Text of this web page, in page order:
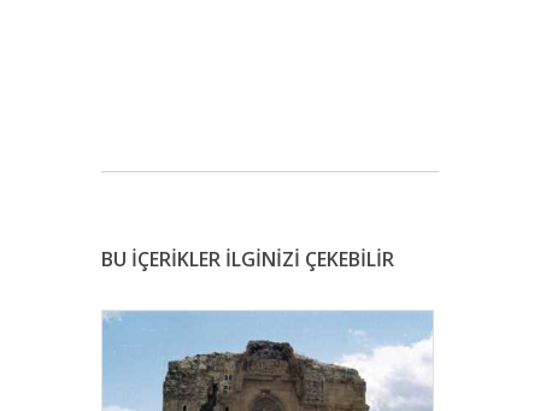
BU İÇERİKLER İLGİNİZİ ÇEKEBİLİR